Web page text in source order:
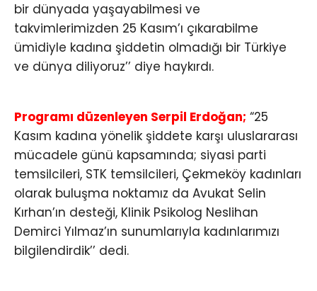
bir dünyada yaşayabilmesi ve
takvimlerimizden 25 Kasım’ı çıkarabilme
ümidiyle kadına şiddetin olmadığı bir Türkiye
ve dünya diliyoruz’’ diye haykırdı.
Programı düzenleyen Serpil Erdoğan; “25
Kasım kadına yönelik şiddete karşı uluslararası
mücadele günü kapsamında; siyasi parti
temsilcileri, STK temsilcileri, Çekmeköy kadınları
olarak buluşma noktamız da Avukat Selin
Kırhan’ın desteği, Klinik Psikolog Neslihan
Demirci Yılmaz’ın sunumlarıyla kadınlarımızı
bilgilendirdik’’ dedi.